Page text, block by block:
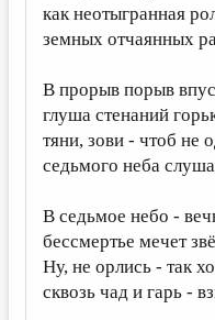
как неотыгранная
земных отчаянных
В прорыв порыв
глуша стенаний
тяни, зови - чтоб не
седьмого неба
В седьмое небо -
бессмертье мечет
Ну, не орлись - так
сквозь чад и гарь -